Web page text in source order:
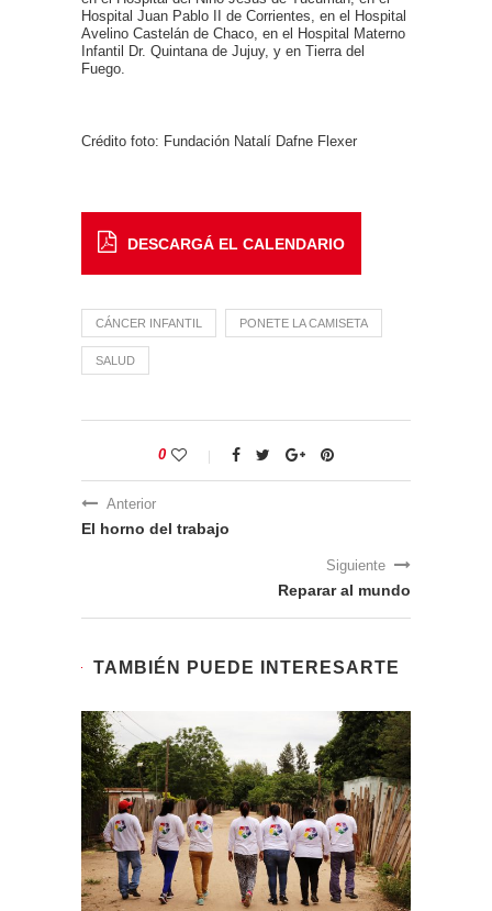
Hospital Juan Pablo II de Corrientes, en el Hospital
Avelino Castelán de Chaco, en el Hospital Materno
Infantil Dr. Quintana de Jujuy, y en Tierra del
Fuego.
Crédito foto: Fundación Natalí Dafne Flexer
DESCARGÁ EL CALENDARIO
CÁNCER INFANTIL PONETE LA CAMISETA
SALUD
0
Anterior
El horno del trabajo
Siguiente
Reparar al mundo
TAMBIÉN PUEDE INTERESARTE